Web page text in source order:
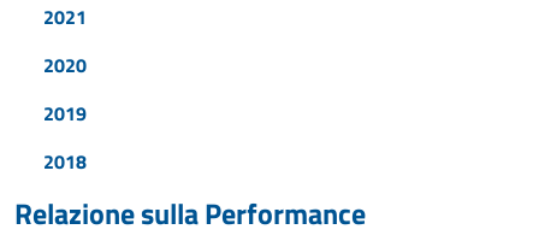
2021
2020
2019
2018
Relazione sulla Performance